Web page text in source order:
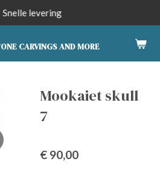
CARVINGS AND MORE
Snelle levering
Mookaiet skull
7
€ 90,00